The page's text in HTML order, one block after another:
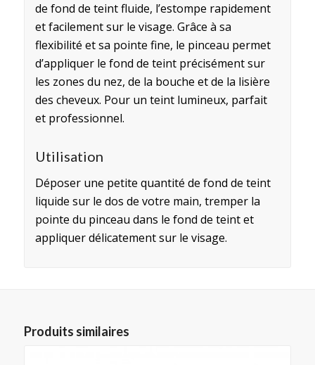
de fond de teint fluide, l’estompe rapidement
et facilement sur ​​le visage. Grâce à sa
flexibilité et sa pointe fine, le pinceau permet
d’appliquer le fond de teint précisément sur
les zones du nez, de la bouche et de la lisière
des cheveux. Pour un teint lumineux, parfait
et professionnel.
Utilisation
Déposer une petite quantité de fond de teint
liquide sur le dos de votre main, tremper la
pointe du pinceau dans le fond de teint et
appliquer délicatement sur le visage.
Produits similaires